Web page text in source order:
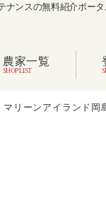
ナンスの無料紹介ポー
農家一覧
マリーンアイランド岡